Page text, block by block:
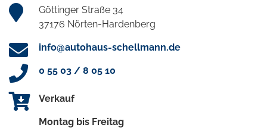
Göttinger Straße 34
37176 Nörten-Hardenberg
info@autohaus-schellmann.de
0 55 03 / 8 05 10
Verkauf
Montag bis Freitag